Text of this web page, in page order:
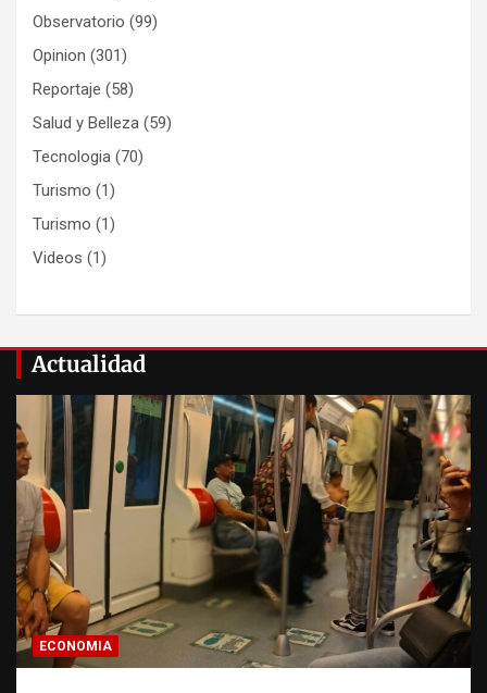
Observatorio (99)
Opinion (301)
Reportaje (58)
Salud y Belleza (59)
Tecnologia (70)
Turismo (1)
Turismo (1)
Videos (1)
Actualidad
ECONOMIA